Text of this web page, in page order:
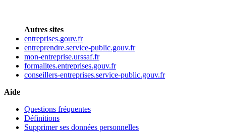
Autres sites
entreprises.gouv.fr
entreprendre.service-public.gouv.fr
mon-entreprise.urssaf.fr
formalites.entreprises.gouv.fr
conseillers-entreprises.service-public.gouv.fr
Aide
Questions fréquentes
Définitions
Supprimer ses données personnelles